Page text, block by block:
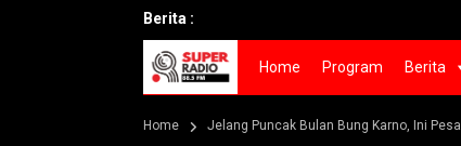
Berita :
Home Program Berita
Home Jelang Puncak Bulan Bung Karno, Ini